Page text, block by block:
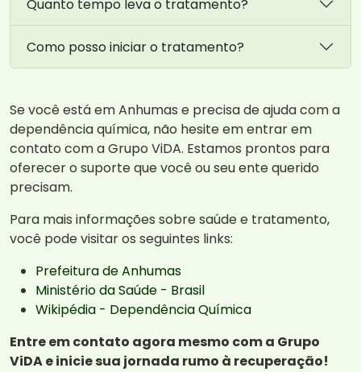
Quanto tempo leva o tratamento?
Como posso iniciar o tratamento?
Se você está em Anhumas e precisa de ajuda com a
dependência química, não hesite em entrar em
contato com a Grupo ViDA. Estamos prontos para
oferecer o suporte que você ou seu ente querido
precisam.
Para mais informações sobre saúde e tratamento,
você pode visitar os seguintes links:
Prefeitura de Anhumas
Ministério da Saúde - Brasil
Wikipédia - Dependência Química
Entre em contato agora mesmo com a Grupo
ViDA e inicie sua jornada rumo à recuperação!